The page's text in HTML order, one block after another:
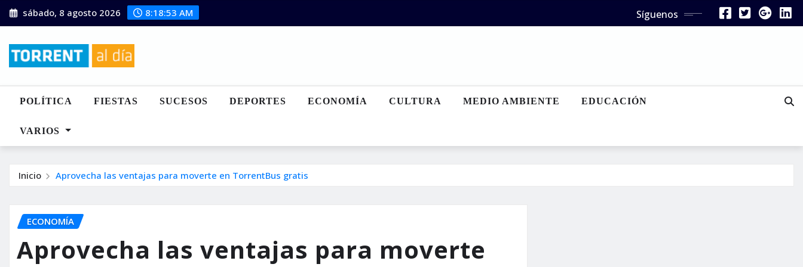
Saltar
al
sábado, 8 agosto 2026 8:18:54 AM Síguenos
POLÍTICA FIESTAS SUCESOS DEPORTES ECONOMÍA CULTURA MEDIO AMBIENTE EDUCACIÓN
VARIOS
Inicio Aprovecha las ventajas para moverte en TorrentBus gratis
ECONOMÍA
Aprovecha las ventajas para moverte